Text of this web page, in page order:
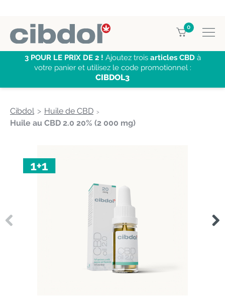
0
3 POUR LE PRIX DE 2 ! Ajoutez trois articles CBDà
votre panier et utilisez le code promotionnel :
CIBDOL3
Cibdol
Huile de CBD
Huile au CBD 2.0 20% (2 000 mg)